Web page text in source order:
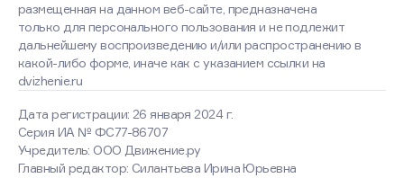
Дата регистрации: 26 января 2024 г.
Серия ИА № ФС77-86707
Учредитель: ООО Движение.ру
Главный редактор: Силантьева Ирина Юрьевна
размещенная на данном веб-сайте, предназначена
только для персонального пользования и не подлежит
дальнейшему воспроизведению и/или распространению в
какой-либо форме, иначе как с указанием ссылки на
dvizhenie.ru